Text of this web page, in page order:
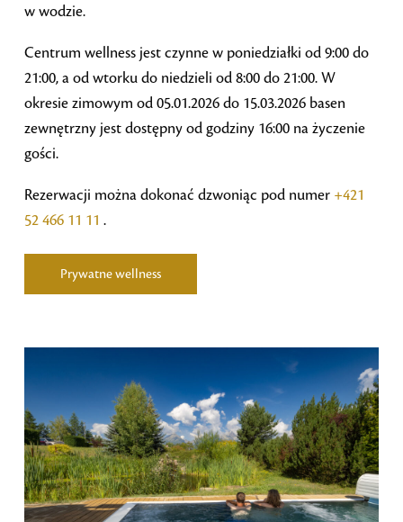
w wodzie.
Centrum wellness jest czynne w poniedziałki od 9:00 do
21:00, a od wtorku do niedzieli od 8:00 do 21:00. W
okresie zimowym od 05.01.2026 do 15.03.2026 basen
zewnętrzny jest dostępny od godziny 16:00 na życzenie
gości.
Rezerwacji można dokonać dzwoniąc pod numer +421
52 466 11 11 .
Prywatne wellness